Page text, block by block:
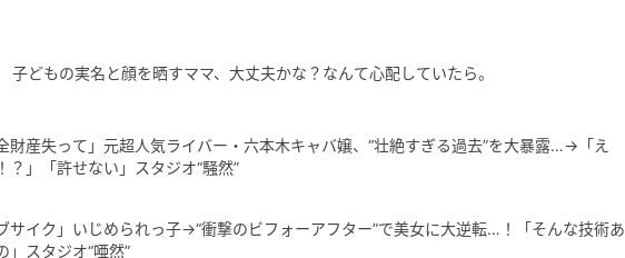
どもの実名と顔を晒すママ、大丈夫かな？なんて心配していたら。
全財産失って」元超人気ライバー・六本木キャバ嬢、“壮絶すぎる過去”を大暴露…→「え
？」「許せない」スタジオ“騒然”
ブサイク」いじめられっ子→“衝撃のビフォーアフター”で美女に大逆転…！「そんな技術あ
」スタジオ“唖然”